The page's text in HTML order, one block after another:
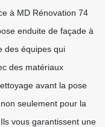
à MD Rénovation 74
enduite de façade à
des équipes qui
des matériaux
avant la pose
seulement pour la
vous garantissent une